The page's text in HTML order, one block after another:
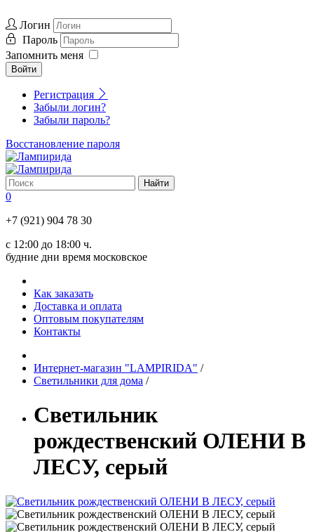
Логин
Пароль
Запомнить меня
Войти
Регистрация
Забыли логин?
Забыли пароль?
Восстановление пароля
0
+7 (921) 904 78 30
с 12:00 до 18:00 ч.
будние дни время московское
Как заказать
Доставка и оплата
Оптовым покупателям
Контакты
Интернет-магазин "LAMPIRIDA" /
Светильники для дома /
Светильник
рождественский ОЛЕНИ В
ЛЕСУ, серый